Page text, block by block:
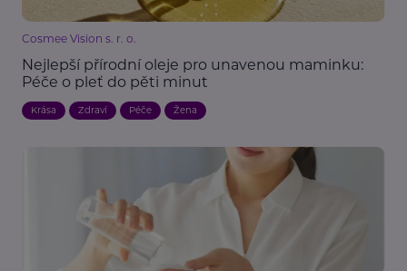
Cosmee Vision s. r. o.
Nejlepší přírodní oleje pro unavenou maminku:
Péče o pleť do pěti minut
Krása Zdraví Péče Žena